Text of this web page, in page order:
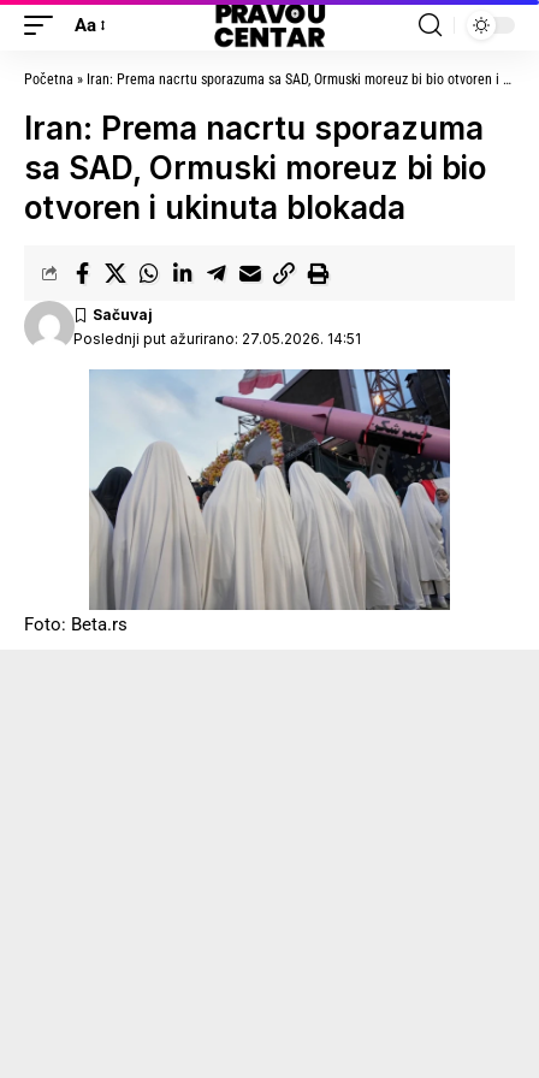
Aa
Početna » Iran: Prema nacrtu sporazuma sa SAD, Ormuski moreuz bi bio otvoren i ukinuta blokada
Iran: Prema nacrtu sporazuma
sa SAD, Ormuski moreuz bi bio
otvoren i ukinuta blokada
Poslednji put ažurirano: 27.05.2026. 14:51
Foto: Beta.rs